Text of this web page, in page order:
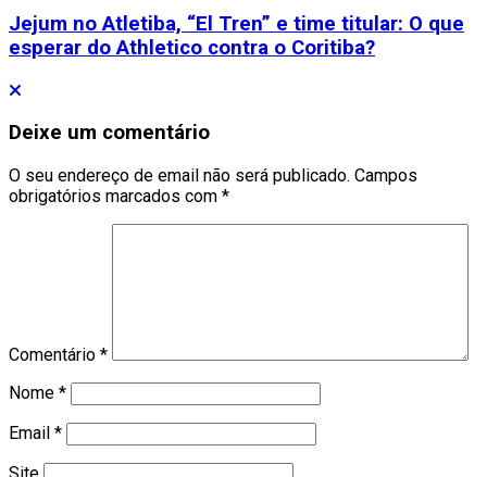
Jejum no Atletiba, “El Tren” e time titular: O que
esperar do Athletico contra o Coritiba?
Deixe um comentário
O seu endereço de email não será publicado. Campos
obrigatórios marcados com *
Comentário *
Nome *
Email *